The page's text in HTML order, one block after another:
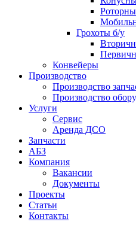
Грохоты б/у
Конвейеры
Производство
Производство
Производство
Услуги
Сервис
Аренда ДСО
Запчасти
АБЗ
Компания
Вакансии
Документы
Проекты
Статьи
Контакты